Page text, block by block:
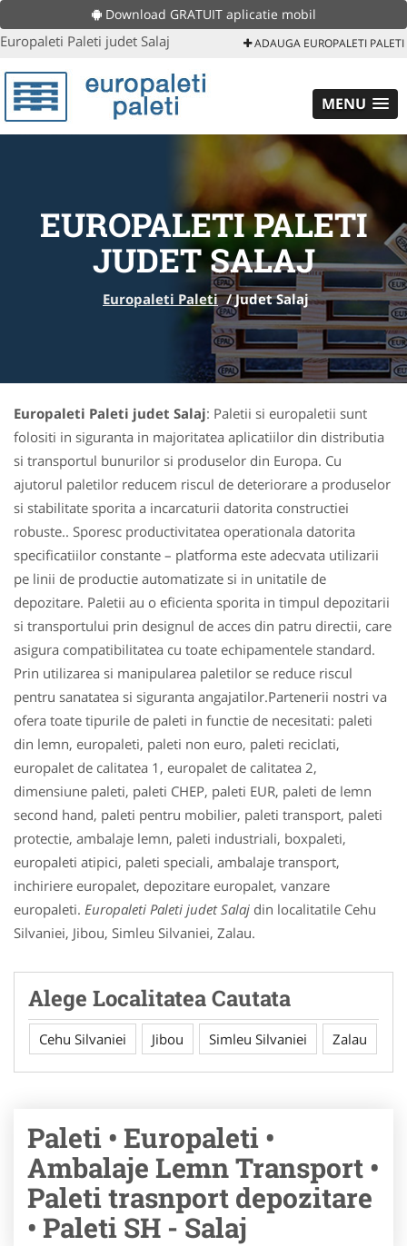
Download GRATUIT aplicatie mobil
Europaleti Paleti judet Salaj ADAUGA EUROPALETI PALETI
MENU
EUROPALETI PALETI
JUDET SALAJ
Europaleti Paleti /Judet Salaj
Europaleti Paleti judet Salaj: Paletii si europaletii sunt
folositi in siguranta in majoritatea aplicatiilor din distributia
si transportul bunurilor si produselor din Europa. Cu
ajutorul paletilor reducem riscul de deteriorare a produselor
si stabilitate sporita a incarcaturii datorita constructiei
robuste.. Sporesc productivitatea operationala datorita
specificatiilor constante – platforma este adecvata utilizarii
pe linii de productie automatizate si in unitatile de
depozitare. Paletii au o eficienta sporita in timpul depozitarii
si transportului prin designul de acces din patru directii, care
asigura compatibilitatea cu toate echipamentele standard.
Prin utilizarea si manipularea paletilor se reduce riscul
pentru sanatatea si siguranta angajatilor.Partenerii nostri va
ofera toate tipurile de paleti in functie de necesitati: paleti
din lemn, europaleti, paleti non euro, paleti reciclati,
europalet de calitatea 1, europalet de calitatea 2,
dimensiune paleti, paleti CHEP, paleti EUR, paleti de lemn
second hand, paleti pentru mobilier, paleti transport, paleti
protectie, ambalaje lemn, paleti industriali, boxpaleti,
europaleti atipici, paleti speciali, ambalaje transport,
inchiriere europalet, depozitare europalet, vanzare
europaleti. Europaleti Paleti judet Salaj din localitatile Cehu
Silvaniei, Jibou, Simleu Silvaniei, Zalau.
Alege Localitatea Cautata
Cehu Silvaniei Jibou Simleu Silvaniei Zalau
Paleti • Europaleti •
Ambalaje Lemn Transport •
Paleti trasnport depozitare
• Paleti SH - Salaj